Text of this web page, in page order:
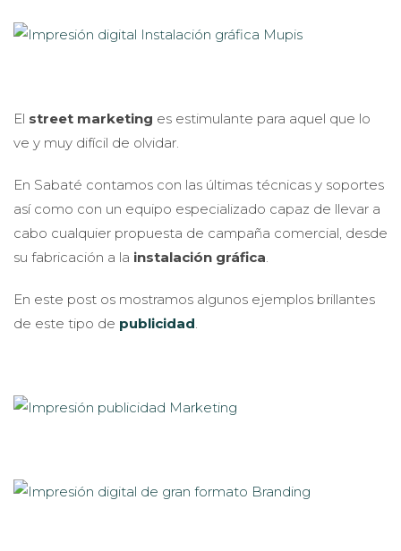
El street marketing es estimulante para aquel que lo
ve y muy difícil de olvidar.
En Sabaté contamos con las últimas técnicas y soportes
así como con un equipo especializado capaz de llevar a
cabo cualquier propuesta de campaña comercial, desde
su fabricación a la instalación gráfica
En este post os mostramos algunos ejemplos brillantes
de este tipo de publicidad